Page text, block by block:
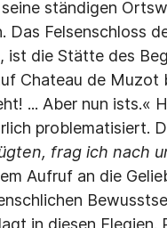
ständigen
Das Felsenschloss
ist die Stätte des
Chateau de
... Aber nun ists.«
problematisiert.
frag ich nach
Aufruf an die
in diesen Elegien.